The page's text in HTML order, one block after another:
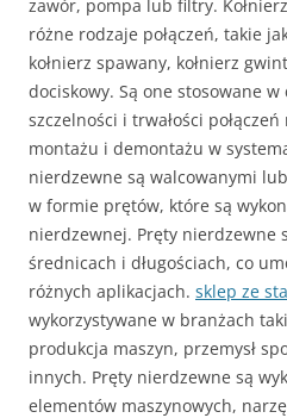
zawór, pompa lub filtry.
różne rodzaje połączeń, takie
kołnierz spawany, kołnierz
dociskowy. Są one stosowane
szczelności i trwałości
montażu i demontażu w
nierdzewne są walcowanymi
w formie prętów, które są
nierdzewnej. Pręty nierdzewne
średnicach i długościach, co
różnych aplikacjach. sklep ze
wykorzystywane w branżach
produkcja maszyn, przemysł
innych. Pręty nierdzewne są
elementów maszynowych,